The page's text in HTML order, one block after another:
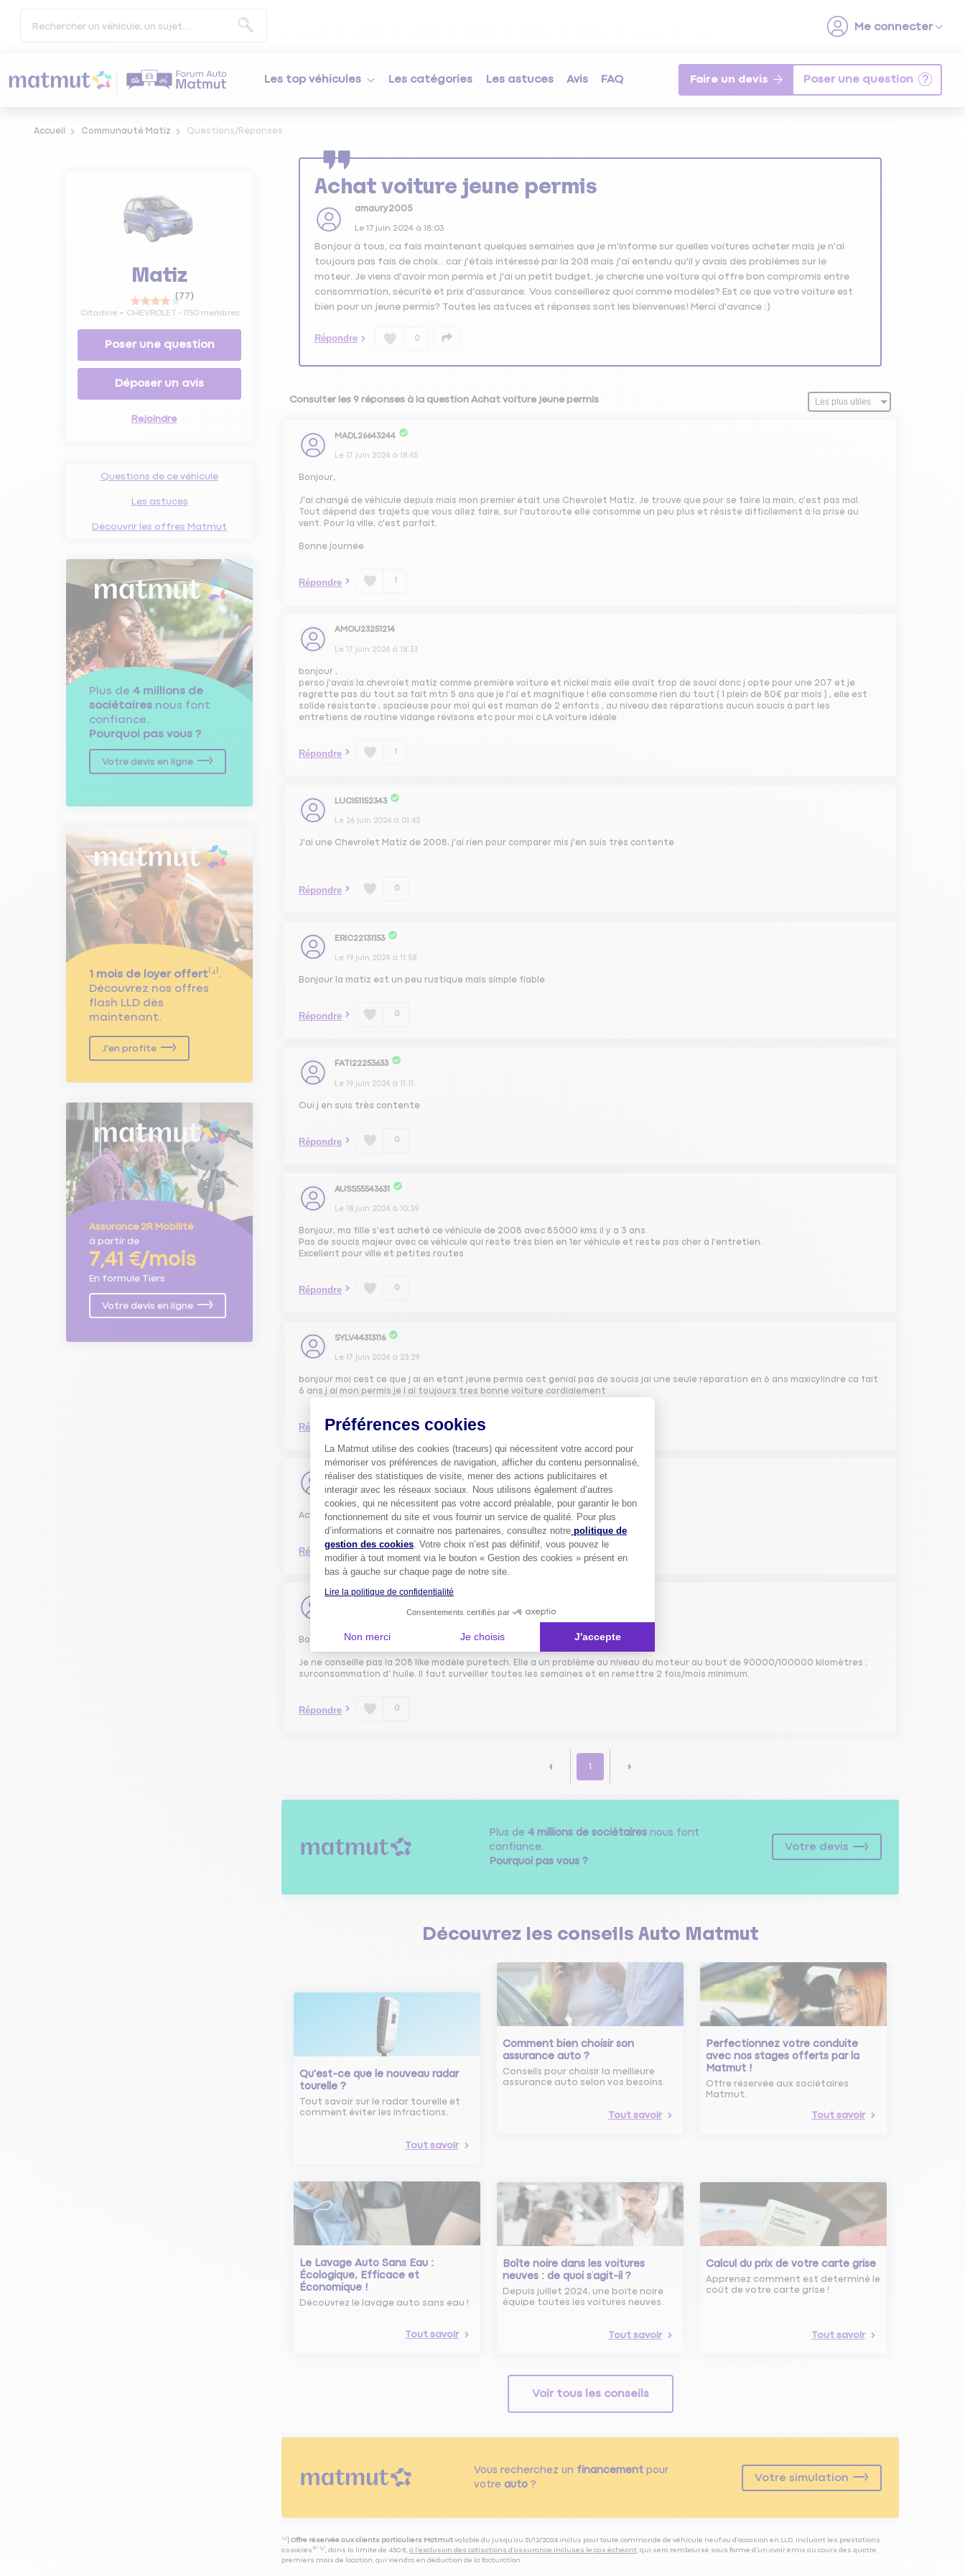
Les top véhicules Les catégories Les astuces Avis FAQ Faire un devis
Accueil Communauté Matiz Questions/Réponses
Matiz
(77)
Citadine CHEVROLET - 1150 membres
Poser une question
Déposer un avis
Rejoindre
Questions de ce véhicule
Les astuces
Découvrir les offres Matmut
Plus de 4 millions de
sociétaires nous font
confiance.
Pourquoi pas vous ?
Votre devis en ligne
1 mois de loyer offert⁽⁴⁾.
Découvrez nos offres
flash LLD dès
maintenant.
J'en profite
Assurance 2R Mobilité
à partir de
7,41 €/mois
En formule Tiers
Votre devis en ligne
Achat voiture jeune permis
amaury2005
Le 17 juin 2024à 18:03
Bonjour à tous, ca fais maintenant quelques semaines que je m'informe sur quelles voitures acheter mais je n'ai
toujours pas fais de choix.. car j'étais intéressé par la 208 mais j'ai entendu qu'il y avais des problèmes sur le
moteur. Je viens d'avoir mon permis et j'ai un petit budget, je cherche une voiture qui offre bon compromis entre
consommation, sécurité et prix d'assurance. Vous conseillerez quoi comme modèles? Est ce que votre voiture est
Répondre 0
Consulter les 9 réponses à la question Achat voiture jeune permis
MADL26643244
Le 17 juin 2024 à 18:45
Bonjour,
J'ai changé de véhicule depuis mais mon premier était une Chevrolet Matiz. Je trouve que pour se faire la main, c'est pas mal.
Tout dépend des trajets que vous allez faire, sur l'autoroute elle consomme un peu plus et résiste difficilement à la prise au
vent. Pour la ville, c'est parfait.
Bonne journée
Répondre
AMOU23251214
Le 17 juin 2024 à 18:33
bonjour ,
perso j'avais la chevrolet matiz comme première voiture et nickel mais elle avait trop de souci donc j opte pour une 207 et je
regrette pas du tout sa fait mtn 5 ans que je l'ai et magnifique ! elle consomme rien du tout ( 1 plein de 80€ par mois ) , elle est
solide résistante , spacieuse pour moi qui est maman de 2 enfants , au niveau des réparations aucun soucis à part les
entretiens de routine vidange révisons etc pour moi c LA voiture idéale
Répondre 1
LUCI51152343
Le 26 juin 2024 à 01:42
J'ai une Chevrolet Matiz de 2008, j'ai rien pour comparer mis j'en suis très contente
Répondre 0
ERIC22131153
Le 19 juin 2024 à 11:58
Bonjour la matiz est un peu rustique mais simple fiable
Répondre 0
FATI22253633
Le 19 juin 2024 à 11:11
Oui j en suis très contente
Répondre 0
AUSS55543631
Le 18 juin 2024 à 10:39
Bonjour, ma fille s'est acheté ce véhicule de 2008 avec 85000 kms il y a 3 ans.
Pas de soucis majeur avec ce véhicule qui reste très bien en 1er véhicule et reste pas cher à l'entretien.
Excellent pour ville et petites routes.
Répondre 0
SYLV44313116
Le 17 juin 2024 à 23:29
bonjour moi cest ce que j ai en etant jeune permis cest genial pas de soucis jai une seule reparation en 6 ans maxicylindre ca fait
6 ans j ai mon permis je l ai toujours tres bonne voiture cordialement
Répondre 0
LOCA32142543
Le17 juin 2024à19:35
Achat à éviter. La voiture est rare et les pièces sont chères et peu durables
Répondre 0
VIRG62665353
Bonjour,
Je ne conseille pas la 208 like modèle puretech. Elle a un problème au niveau du moteur au bout de 90000/100000 kilomètres :
surconsommation d' huile. Il faut surveiller toutes les semaines et en remettre 2 fois/mois minimum.
Répondre 0
1
Plus de 4 millions de sociétairesnous font
confiance.
Pourquoi pas vous ?
Votre devis
Découvrez les conseils Auto Matmut
Qu'est-ce que le nouveau radar
tourelle ?
Tout savoir sur le radar tourelle et
comment éviter les infractions.
Tout savoir
Comment bien choisir son
assurance auto ?
Conseils pour choisir la meilleure
assurance auto selon vos besoins.
Tout savoir
Perfectionnez votre conduite
avec nos stages offerts par la
Matmut !
Offre réservée aux sociétaires
Matmut.
Tout savoir
Le Lavage Auto Sans Eau :
Écologique, Efficace et
Économique !
Découvrez le lavage auto sans eau !
Tout savoir
Boîte noire dans les voitures
neuves : de quoi s’agit-il ?
Depuis juillet 2024, une boîte noire
équipe toutes les voitures neuves.
Tout savoir
Calcul du prix de votre carte grise
Apprenez comment est determiné le
coût de votre carte grise !
Tout savoir
Voir tous les conseils
Vous recherchez un financementpour
votre auto?
Votre simulation
⁽⁴⁾| Offre réservée aux clients particuliers Matmut valable du jusqu’au 31/12/2024 inclus pour toute commande de véhicule neuf ou d’occasion en LLD, incluant les prestations
associés⁽³⁾ ⁽⁵⁾, dans la limite de 450 €, à l’exclusion des cotisations d’assurance incluses le cas échéant, qui sera remboursé sous forme d’un avoir émis au cours des quatre
premiers mois de location, qui viendra en déduction de la facturation.
Préférences cookies
La Matmut utilise des cookies (traceurs) qui nécessitent votre accord pour
mémoriser vos préférences de navigation, afficher du contenu personnalisé,
réaliser des statistiques de visite, mener des actions publicitaires et
interagir avec les réseaux sociaux. Nous utilisons également d’autres
cookies, qui ne nécessitent pas votre accord préalable, pour garantir le bon
fonctionnement du site et vous fournir un service de qualité. Pour plus
d’informations et connaitre nos partenaires, consultez notre politique de
gestion des cookies. Votre choix n’est pas définitif, vous pouvez le
modifier à tout moment via le bouton « Gestion des cookies » présent en
bas à gauche sur chaque page de notre site.
Lire la politique de confidentialité
Consentements certifiés par
Non merci Je choisis J'accepte
Axeptio consent